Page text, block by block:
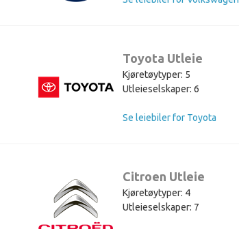
Toyota Utleie
Kjøretøytyper: 5
Utleieselskaper: 6
Se leiebiler for Toyota
Citroen Utleie
Kjøretøytyper: 4
Utleieselskaper: 7